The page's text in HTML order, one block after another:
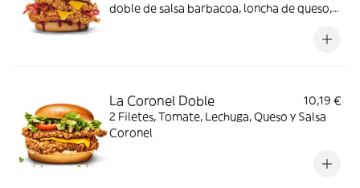
doble de salsa barbacoa, loncha de queso,
La Coronel Doble
10,19 €
2 Filetes, Tomate, Lechuga, Queso y Salsa
Coronel